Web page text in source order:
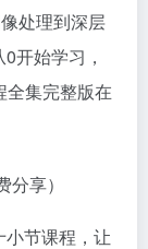
处理到深层
开始学习，
全集完整版在
节课程，让